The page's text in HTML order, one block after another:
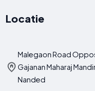
Locatie
Malegaon Road
Gajanan Maharaj
Nanded